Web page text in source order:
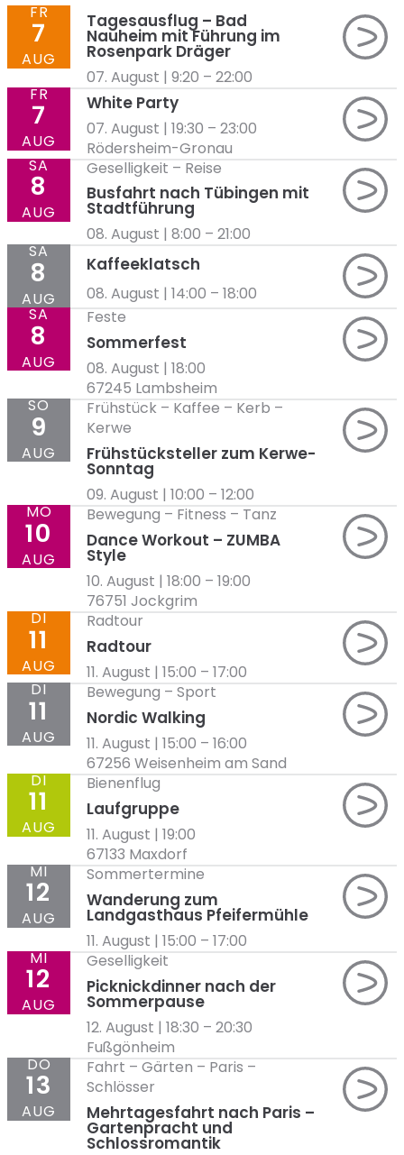
Tagesausflug – Bad
Nauheim mit Führung im
Rosenpark Dräger
07. August | 9:20 – 22:00
FR
7
AUG
White Party
07. August | 19:30 – 23:00
Rödersheim-Gronau
FR
7
AUG
Busfahrt nach Tübingen mit
Stadtführung
Geselligkeit–Reise
08. August | 8:00 – 21:00
SA
8
AUG
Kaffeeklatsch
08. August | 14:00 – 18:00
SA
8
AUG
Sommerfest
Feste
08. August | 18:00
67245 Lambsheim
SA
8
AUG
Frühstücksteller zum Kerwe-
Sonntag
Frühstück – Kaffee – Kerb –
Kerwe
09. August | 10:00 – 12:00
SO
9
AUG
Dance Workout – ZUMBA
Style
Bewegung – Fitness – Tanz
10. August | 18:00 – 19:00
76751 Jockgrim
MO
10
AUG
Radtour
Radtour
11. August | 15:00 – 17:00
DI
11
AUG
Nordic Walking
Bewegung – Sport
11. August | 15:00 – 16:00
67256 Weisenheim am Sand
DI
11
AUG
Laufgruppe
Bienenflug
11. August | 19:00
67133 Maxdorf
DI
11
AUG
Wanderung zum
Landgasthaus Pfeifermühle
Sommertermine
11. August | 15:00 – 17:00
MI
12
AUG
Picknickdinner nach der
Sommerpause
Geselligkeit
12. August | 18:30 – 20:30
Fußgönheim
MI
12
AUG
Mehrtagesfahrt nach Paris –
Gartenpracht und
Schlossromantik
Fahrt – Gärten – Paris –
Schlösser
DO
13
AUG